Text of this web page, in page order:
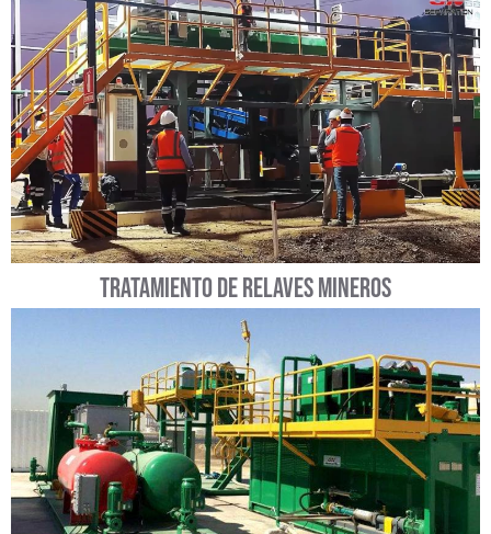
TRATAMIENTO DE RELAVES MINEROS